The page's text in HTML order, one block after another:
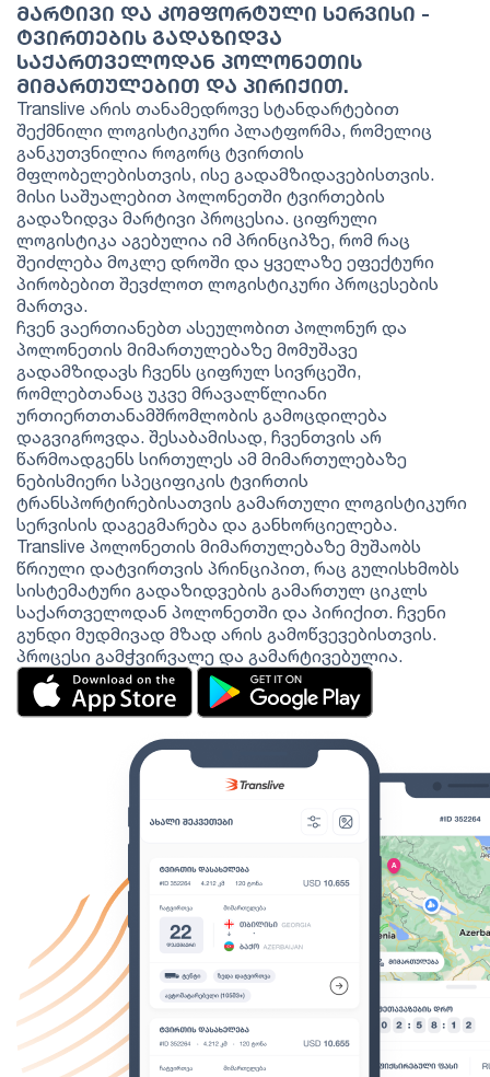
ᲛᲐᲠᲢᲘᲕᲘ ᲓᲐ ᲙᲝᲛᲤᲝᲠᲢᲣᲚᲘ ᲡᲔᲠᲕᲘᲡᲘ -
ᲢᲕᲘᲠᲗᲔᲑᲘᲡ ᲒᲐᲓᲐᲖᲘᲓᲕᲐ
ᲡᲐᲥᲐᲠᲗᲕᲔᲚᲝᲓᲐᲜ ᲞᲝᲚᲝᲜᲔᲗᲘᲡ
ᲛᲘᲛᲐᲠᲗᲣᲚᲔᲑᲘᲗ ᲓᲐ ᲞᲘᲠᲘᲥᲘᲗ.
Translive არის თანამედროვე სტანდარტებით
შექმნილი ლოგისტიკური პლატფორმა, რომელიც
განკუთვნილია როგორც ტვირთის
მფლობელებისთვის, ისე გადამზიდავებისთვის.
მისი საშუალებით პოლონეთში ტვირთების
გადაზიდვა მარტივი პროცესია. ციფრული
ლოგისტიკა აგებულია იმ პრინციპზე, რომ რაც
შეიძლება მოკლე დროში და ყველაზე ეფექტური
პირობებით შევძლოთ ლოგისტიკური პროცესების
მართვა.
ჩვენ ვაერთიანებთ ასეულობით პოლონურ და
პოლონეთის მიმართულებაზე მომუშავე
გადამზიდავს ჩვენს ციფრულ სივრცეში,
რომლებთანაც უკვე მრავალწლიანი
ურთიერთთანამშრომლობის გამოცდილება
დაგვიგროვდა. შესაბამისად, ჩვენთვის არ
წარმოადგენს სირთულეს ამ მიმართულებაზე
ნებისმიერი სპეციფიკის ტვირთის
ტრანსპორტირებისათვის გამართული ლოგისტიკური
სერვისის დაგეგმარება და განხორციელება.
Translive პოლონეთის მიმართულებაზე მუშაობს
წრიული დატვირთვის პრინციპით, რაც გულისხმობს
სისტემატური გადაზიდვების გამართულ ციკლს
საქართველოდან პოლონეთში და პირიქით. ჩვენი
გუნდი მუდმივად მზად არის გამოწვევებისთვის.
პროცესი გამჭვირვალე და გამარტივებულია.